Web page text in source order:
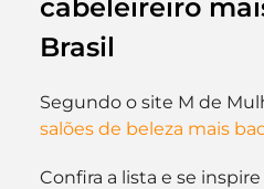
cabeleireiro
Brasil
Segundo o site M de
salões de beleza mais
Confira a lista e se